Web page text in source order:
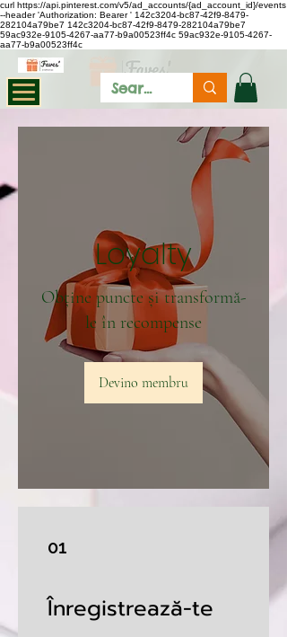
curl https://api.pinterest.com/v5/ad_accounts/{ad_account_id}/events
--header 'Authorization: Bearer' 142c3204-bc87-42f9-8479-
282104a79be7 142c3204-bc87-42f9-8479-282104a79be7
59ac932e-9105-4267-aa77-b9a00523ff4c 59ac932e-9105-4267-
aa77-b9a00523ff4c
Loyalty
Obține puncte și transformă-
le în recompense
Devino membru
01
Înregistrează-te